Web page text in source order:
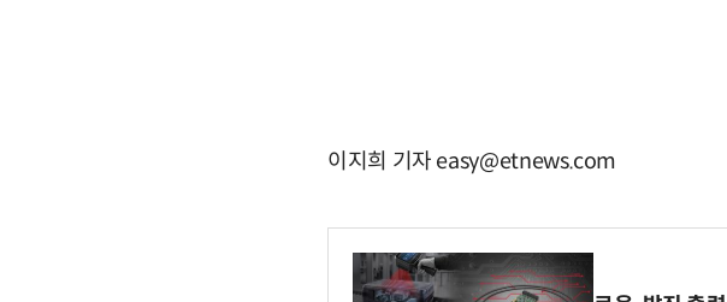
이지희 기자 easy@etnews.com